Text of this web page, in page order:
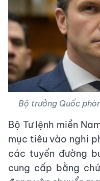
Bộ trưởng Quốc
Bộ Tư lệnh miền
mục tiêu vào nghi
các tuyến đường
cung cấp bằng